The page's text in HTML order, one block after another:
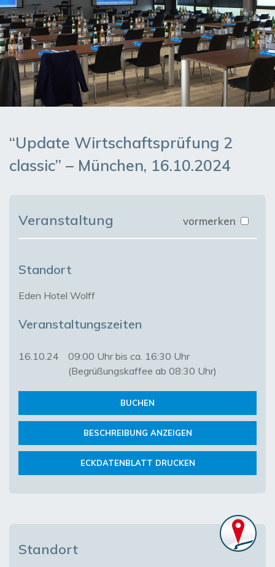
“Update Wirtschaftsprüfung 2
classic” – München, 16.10.2024
Veranstaltung vormerken
Standort
Eden Hotel Wolff
Veranstaltungszeiten
16.10.24
09:00 Uhr bis ca. 16:30 Uhr
(Begrüßungskaffee ab 08:30 Uhr)
BUCHEN
BESCHREIBUNG ANZEIGEN
ECKDATENBLATT DRUCKEN
Standort